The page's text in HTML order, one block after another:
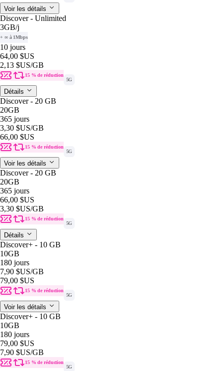
Voir les détails
Discover - Unlimited
3GB/j
+ ∞ à 1Mbps
10 jours
64,00 $US
2,13 $US/GB
15 % de réduction
5G
Détails
Discover - 20 GB
20GB
365 jours
3,30 $US/GB
66,00 $US
15 % de réduction
5G
Voir les détails
Discover - 20 GB
20GB
365 jours
66,00 $US
3,30 $US/GB
15 % de réduction
5G
Détails
Discover+ - 10 GB
10GB
180 jours
7,90 $US/GB
79,00 $US
15 % de réduction
5G
Voir les détails
Discover+ - 10 GB
10GB
180 jours
79,00 $US
7,90 $US/GB
15 % de réduction
5G